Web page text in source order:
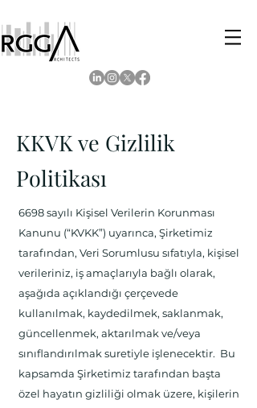
KKVK ve Gizlilik
Politikası
6698 sayılı Kişisel Verilerin Korunması
Kanunu (“KVKK”) uyarınca, Şirketimiz
tarafından, Veri Sorumlusu sıfatıyla, kişisel
verileriniz, iş amaçlarıyla bağlı olarak,
aşağıda açıklandığı çerçevede
kullanılmak, kaydedilmek, saklanmak,
güncellenmek, aktarılmak ve/veya
sınıflandırılmak suretiyle işlenecektir. Bu
kapsamda Şirketimiz tarafından başta
özel hayatın gizliliği olmak üzere, kişilerin